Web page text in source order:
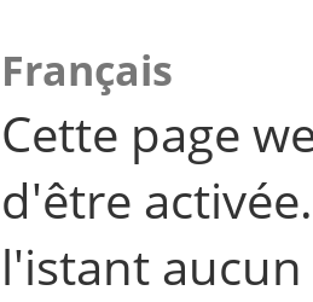
Français
Cette page
d'être
l'istant